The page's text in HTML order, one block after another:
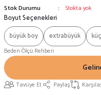
Stok Durumu
Stokta yok
Boyut Seçenekleri
büyük boy
extrabüyük
Beden Ölçü Rehberi
Tavsiye Et Paylaş